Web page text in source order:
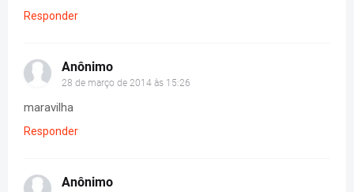
Responder
Anônimo
28 de março de 2014 às 15:26
maravilha
Responder
Anônimo